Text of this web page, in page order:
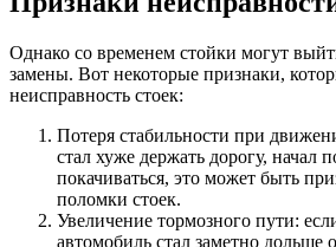
Однако со временем стойки могут
замены. Вот некоторые признаки,
неисправность стоек:
Потеря стабильности при
стал хуже держать дорогу, начал
покачиваться, это может быть
поломки стоек.
Увеличение тормозного пути:
автомобиль стал заметно дольше